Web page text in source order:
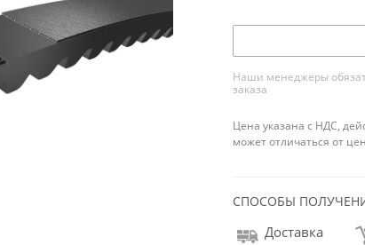
Наши менеджеры
заказа
Цена указана с НДС,
может отличаться от
СПОСОБЫ
Доставка